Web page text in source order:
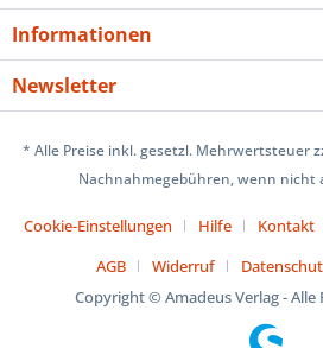
Informationen
Newsletter
* Alle Preise inkl. gesetzl. Mehrwertsteuer
Nachnahmegebühren, wenn nicht
Cookie-Einstellungen Hilfe Kontakt
AGB
Widerruf
Copyright © Amadeus Verlag - Alle